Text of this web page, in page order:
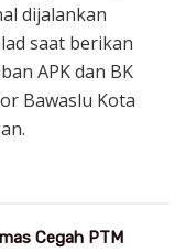
dijalankan
saat berikan
APK dan BK
Bawaslu Kota
Cegah PTM